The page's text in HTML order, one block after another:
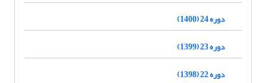
دوره 24 (1400)
دوره 23 (1399)
دوره 22 (1398)